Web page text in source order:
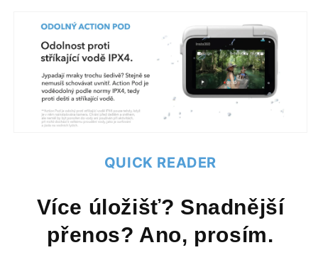
QUICK READER
Více úložišť? Snadnější
přenos? Ano, prosím.